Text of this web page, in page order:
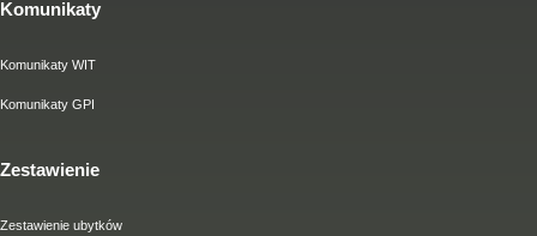
Komunikaty
Komunikaty WIT
Komunikaty GPI
Zestawienie
Zestawienie ubytków